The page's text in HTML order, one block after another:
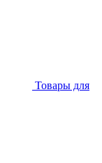
Товары для